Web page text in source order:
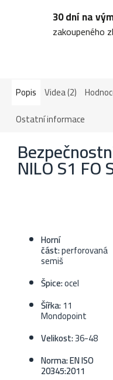
30 dní na
zakoupeného
Popis Videa (2)
Ostatní informace
NILO S1 FO
Horní
část:perforovaná
semiš
Špice:ocel
Šířka:11
Mondopoint
Velikost:36-48
Norma: EN ISO
20345:2011